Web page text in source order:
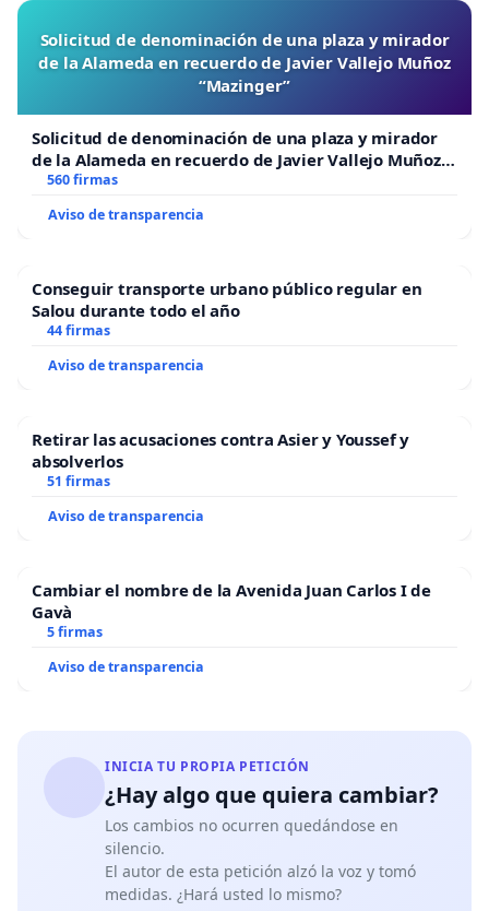
Solicitud de denominación de una plaza y mirador
de la Alameda en recuerdo de Javier Vallejo Muñoz
“Mazinger”
Solicitud de denominación de una plaza y mirador
de la Alameda en recuerdo de Javier Vallejo Muñoz
“Mazinger”
560 firmas
Aviso de transparencia
Conseguir transporte urbano público regular en
Salou durante todo el año
44 firmas
Aviso de transparencia
Retirar las acusaciones contra Asier y Youssef y
absolverlos
51 firmas
Aviso de transparencia
Cambiar el nombre de la Avenida Juan Carlos I de
Gavà
5 firmas
Aviso de transparencia
INICIA TU PROPIA PETICIÓN
¿Hay algo que quiera cambiar?
Los cambios no ocurren quedándose en
silencio.
El autor de esta petición alzó la voz y tomó
medidas. ¿Hará usted lo mismo?